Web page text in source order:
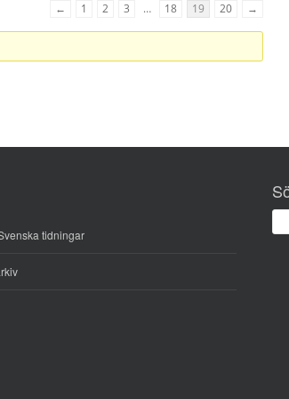
← 1 2 3 … 18 19 20 →
tidningar